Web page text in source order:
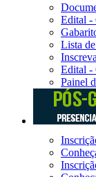
Edital -
Lista
Edital -
Painel